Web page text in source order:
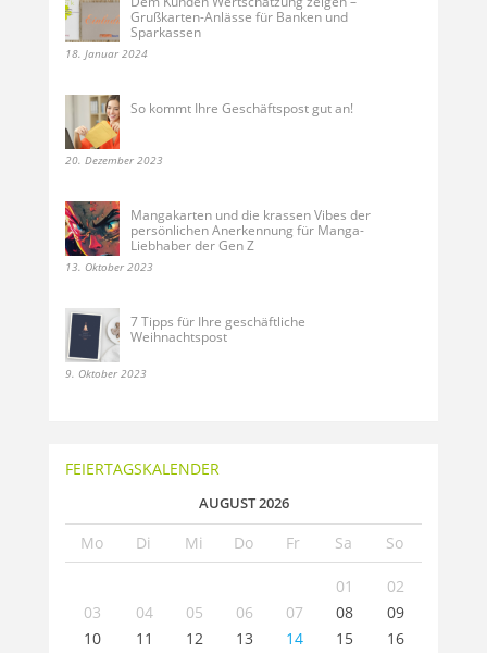
Grußkarten-Anlässe für Banken und
Sparkassen
18. Januar 2024
So kommt Ihre Geschäftspost gut an!
20. Dezember 2023
Mangakarten und die krassen Vibes der
persönlichen Anerkennung für Manga-
Liebhaber der Gen Z
13. Oktober 2023
7 Tipps für Ihre geschäftliche
Weihnachtspost
9. Oktober 2023
FEIERTAGSKALENDER
AUGUST 2026
Mo Di Mi Do Fr Sa So
01
02
03
04 05 06 07 08
09
10
11 12 13 14 15
16